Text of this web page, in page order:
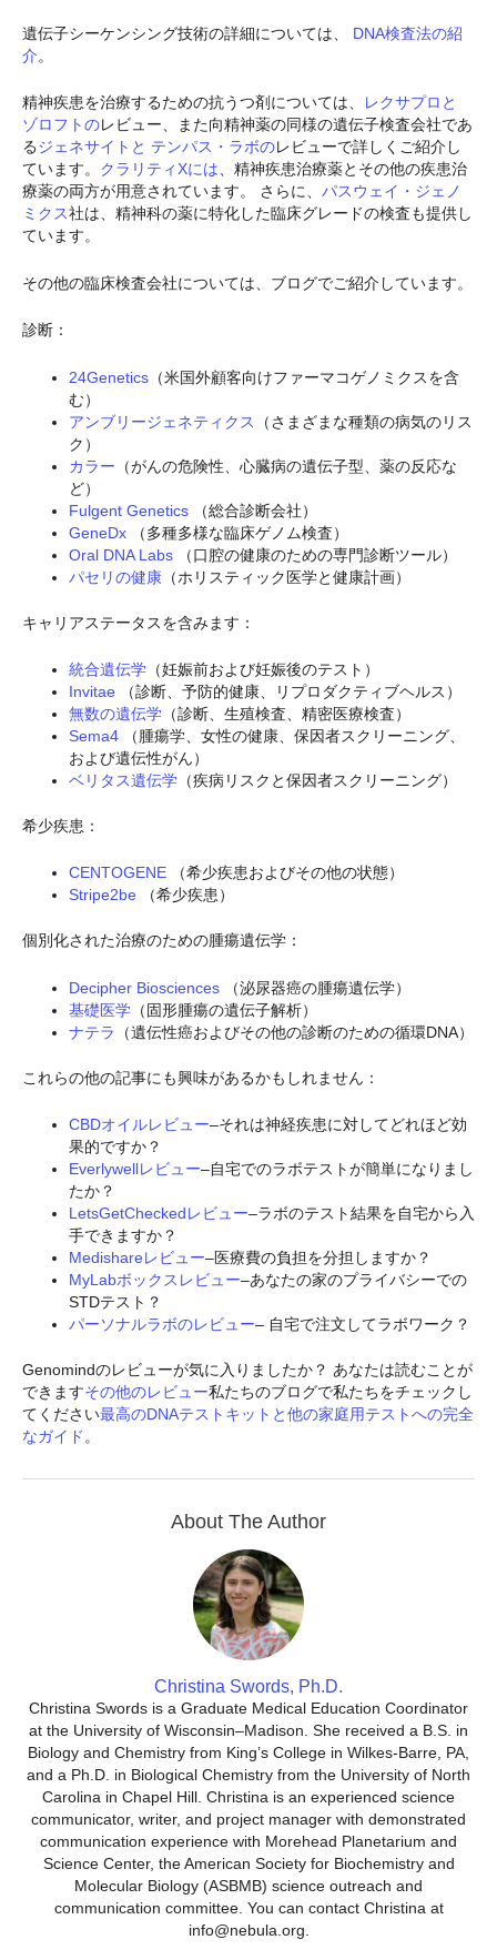
遺伝子シーケンシング技術の詳細については、
DNA検査法の紹
介。
精神疾患を治療するための抗うつ剤については、
レクサプロと
ゾロフトのレビュー、また向精神薬の同様の遺伝子検査会社であ
るジェネサイトと テンパス・ラボのレビューで詳しくご紹介し
ています。 クラリティXには、精神疾患治療薬とその他の疾患治
療薬の両方が用意されています。 さらに、 パスウェイ・ジェノ
ミクス社は、精神科の薬に特化した臨床グレードの検査も提供し
ています。
その他の臨床検査会社については、ブログでご紹介しています。
診断：
24Genetics （米国外顧客向けファーマコゲノミクスを含
む）
アンブリージェネティクス
（さまざまな種類の病気のリス
ク）
カラー （がんの危険性、心臓病の遺伝子型、薬の反応な
ど）
Fulgent Genetics （総合診断会社）
GeneDx （多種多様な臨床ゲノム検査）
Oral DNA Labs （口腔の健康のための専門診断ツール）
パセリの健康 （ホリスティック医学と健康計画）
キャリアステータスを含みます：
統合遺伝学 （妊娠前および妊娠後のテスト）
Invitae （診断、予防的健康、リプロダクティブヘルス）
無数の遺伝学 （診断、生殖検査、精密医療検査）
Sema4 （腫瘍学、女性の健康、保因者スクリーニング、
および遺伝性がん）
ベリタス遺伝学 （疾病リスクと保因者スクリーニング）
希少疾患：
CENTOGENE （希少疾患およびその他の状態）
Stripe2be （希少疾患）
個別化された治療のための腫瘍遺伝学：
Decipher Biosciences （泌尿器癌の腫瘍遺伝学）
基礎医学 （固形腫瘍の遺伝子解析）
ナテラ
（遺伝性癌およびその他の診断のための循環DNA）
これらの他の記事にも興味があるかもしれません：
CBDオイルレビュー–それは神経疾患に対してどれほど効
果的ですか？
Everlywellレビュー–自宅でのラボテストが簡単になりまし
たか？
LetsGetCheckedレビュー–ラボのテスト結果を自宅から入
手できますか？
Medishareレビュー–医療費の負担を分担しますか？
MyLabボックスレビュー–あなたの家のプライバシーでの
STDテスト？
パーソナルラボのレビュー– 自宅で注文してラボワーク？
Genomindのレビューが気に入りましたか？ あなたは読むことが
できますその他のレビュー私たちのブログで私たちをチェックし
てください最高のDNAテストキットと他の家庭用テストへの完全
なガイド 。
About The Author
Christina Swords, Ph.D.
Christina Swords is a Graduate Medical Education Coordinator
at the University of Wisconsin–Madison. She received a B.S. in
Biology and Chemistry from King’s College in Wilkes-Barre, PA,
and a Ph.D. in Biological Chemistry from the University of North
Carolina in Chapel Hill. Christina is an experienced science
communicator, writer, and project manager with demonstrated
communication experience with Morehead Planetarium and
Science Center, the American Society for Biochemistry and
Molecular Biology (ASBMB) science outreach and
communication committee. You can contact Christina at
info@nebula.org.